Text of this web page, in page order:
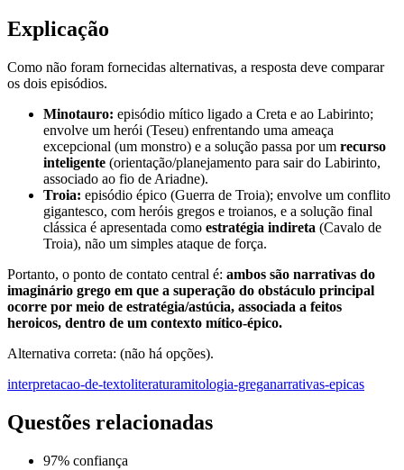
Explicação
Como não foram fornecidas alternativas, a resposta deve comparar
os dois episódios.
Minotauro: episódio mítico ligado a Creta e ao Labirinto;
envolve um herói (Teseu) enfrentando uma ameaça
excepcional (um monstro) e a solução passa por um recurso
inteligente (orientação/planejamento para sair do Labirinto,
associado ao fio de Ariadne).
Troia: episódio épico (Guerra de Troia); envolve um conflito
gigantesco, com heróis gregos e troianos, e a solução final
clássica é apresentada como estratégia indireta (Cavalo de
Troia), não um simples ataque de força.
Portanto, o ponto de contato central é: ambos são narrativas do
imaginário grego em que a superação do obstáculo principal
ocorre por meio de estratégia/astúcia, associada a feitos
heroicos, dentro de um contexto mítico-épico.
Alternativa correta: (não há opções).
interpretacao-de-textoliteraturamitologia-greganarrativas-epicas
Questões relacionadas
97% confiança